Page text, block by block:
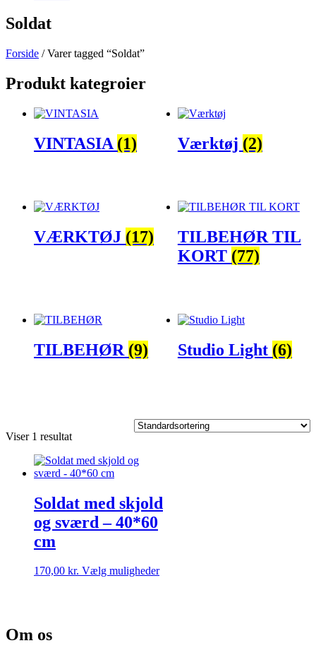
Soldat
Forside / Varer tagged “Soldat”
Produkt kategroier
VINTASIA (1) Værktøj (2)
VÆRKTØJ (17)
TILBEHØR TIL
KORT (77)
TILBEHØR (9) Studio Light (6)
Viser 1 resultat
Soldat med skjold
og sværd – 40*60
cm
170,00 kr. Vælg mulighederDette
Om os